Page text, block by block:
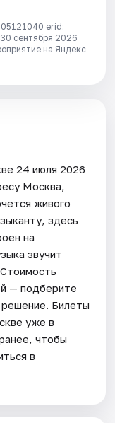
erid:
сентября 2026
на Яндекс
24 июля 2026
Москва,
живого
здесь
на
звучит
— подберите
Билеты
уже в
чтобы
в